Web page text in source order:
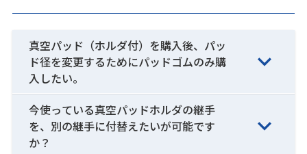
真空パッド（ホルダ付）を購入後、パッ
ド径を変更するためにパッドゴムのみ購
入したい。
今使っている真空パッドホルダの継手
を、別の継手に付替えたいが可能です
か？